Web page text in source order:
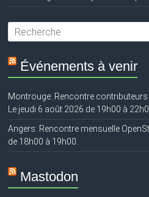
Événements à venir
Montrouge: Rencontre contributeurs
Le jeudi 6 août 2026 de 19h00 à
Angers: Rencontre mensuelle
de 18h00 à 19h00.
Mastodon